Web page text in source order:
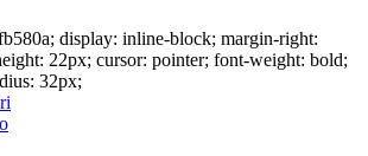
display: inline-block; margin-right:
22px; cursor: pointer; font-weight: bold;
32px;